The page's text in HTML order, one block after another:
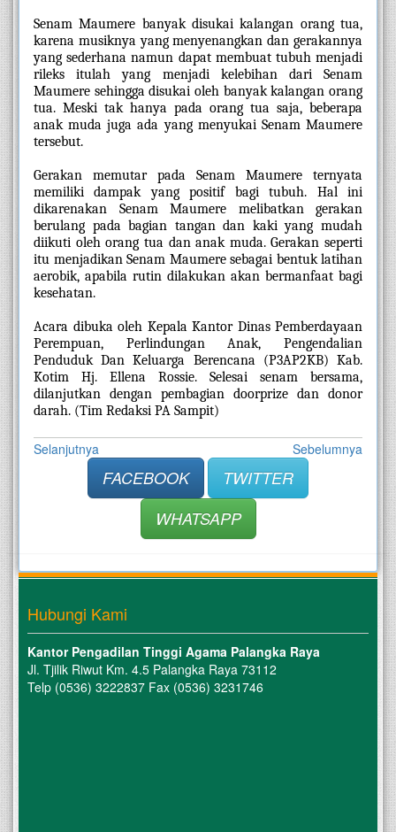
Senam Maumere banyak disukai kalangan orang tua,
karena musiknya yang menyenangkan dan gerakannya
yang sederhana namun dapat membuat tubuh menjadi
rileks itulah yang menjadi kelebihan dari Senam
Maumere sehingga disukai oleh banyak kalangan orang
tua. Meski tak hanya pada orang tua saja, beberapa
anak muda juga ada yang menyukai Senam Maumere
tersebut.
Gerakan memutar pada Senam Maumere ternyata
memiliki dampak yang positif bagi tubuh. Hal ini
dikarenakan Senam Maumere melibatkan gerakan
berulang pada bagian tangan dan kaki yang mudah
diikuti oleh orang tua dan anak muda. Gerakan seperti
itu menjadikan Senam Maumere sebagai bentuk latihan
aerobik, apabila rutin dilakukan akan bermanfaat bagi
kesehatan.
Acara dibuka oleh Kepala Kantor Dinas Pemberdayaan
Perempuan, Perlindungan Anak, Pengendalian
Penduduk Dan Keluarga Berencana (P3AP2KB) Kab.
Kotim Hj. Ellena Rossie. Selesai senam bersama,
dilanjutkan dengan pembagian doorprize dan donor
darah. (Tim Redaksi PA Sampit)
Selanjutnya Sebelumnya
FACEBOOK
TWITTER
WHATSAPP
Hubungi Kami
Kantor Pengadilan Tinggi Agama Palangka Raya
Jl. Tjilik Riwut Km. 4.5 Palangka Raya 73112
Telp (0536) 3222837 Fax (0536) 3231746